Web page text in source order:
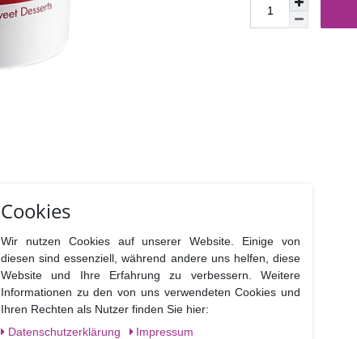
Cookies
Wir nutzen Cookies auf unserer Website. Einige von
diesen sind essenziell, während andere uns helfen, diese
Website und Ihre Erfahrung zu verbessern. Weitere
Informationen zu den von uns verwendeten Cookies und
Ihren Rechten als Nutzer finden Sie hier:
Daten­schutz­erklärung
Impressum